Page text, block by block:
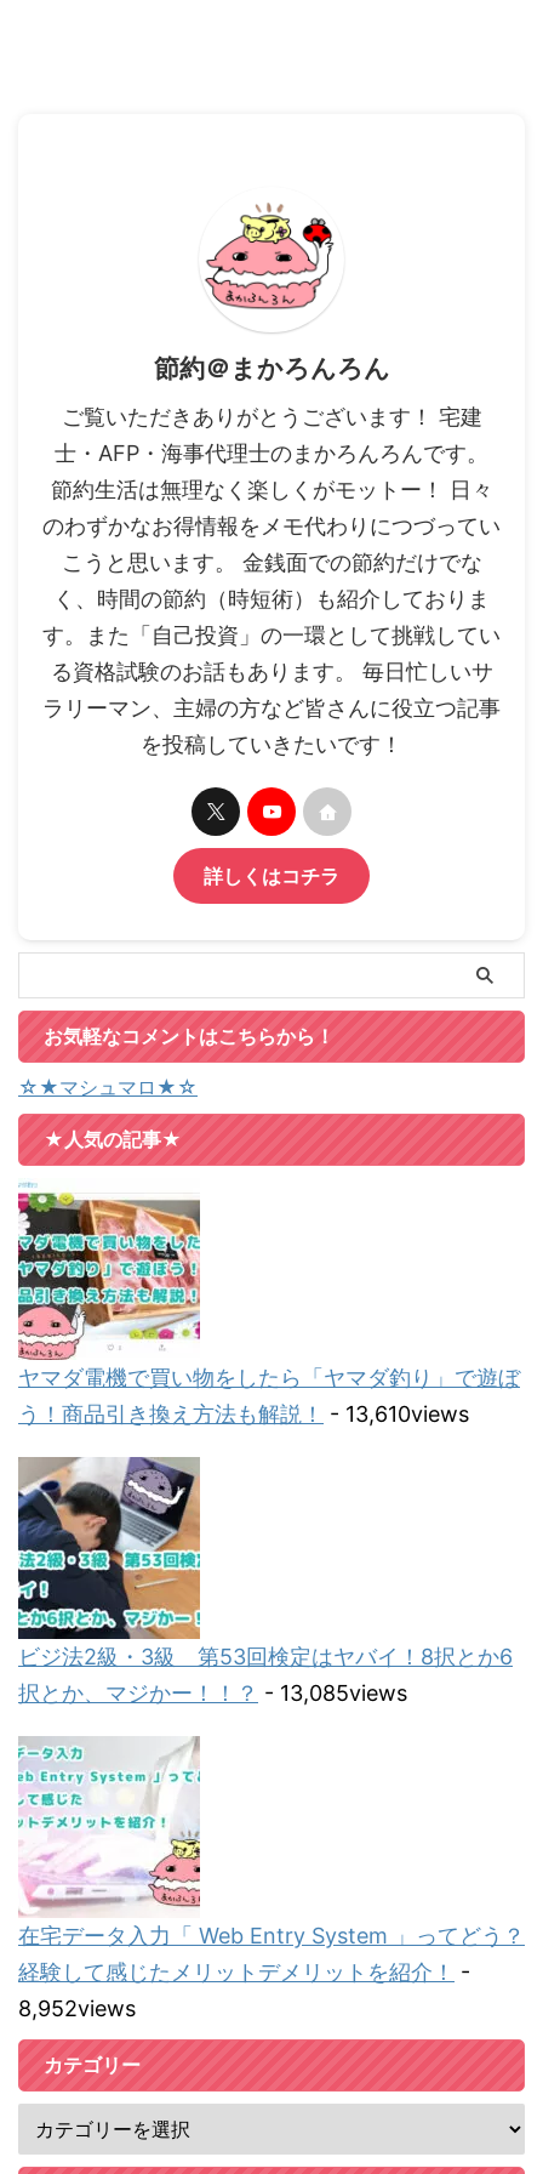
節約＠まかろんろん
ご覧いただきありがとうございます！ 宅建
士・AFP・海事代理士のまかろんろんです。
節約生活は無理なく楽しくがモットー！ 日々
のわずかなお得情報をメモ代わりにつづってい
こうと思います。 金銭面での節約だけでな
く、時間の節約（時短術）も紹介しておりま
す。また「自己投資」の一環として挑戦してい
る資格試験のお話もあります。 毎日忙しいサ
ラリーマン、主婦の方など皆さんに役立つ記事
を投稿していきたいです！
詳しくはコチラ
お気軽なコメントはこちらから！
☆★マシュマロ★☆
★人気の記事★
ヤマダ電機で買い物をしたら「ヤマダ釣り」で遊ぼ
う！商品引き換え方法も解説！
- 13,610views
ビジ法2級・3級 第53回検定はヤバイ！8択とか6
択とか、マジかー！！？ - 13,085views
在宅データ入力「 Web Entry System 」ってどう？
経験して感じたメリットデメリットを紹介！
-
8,952views
カテゴリー